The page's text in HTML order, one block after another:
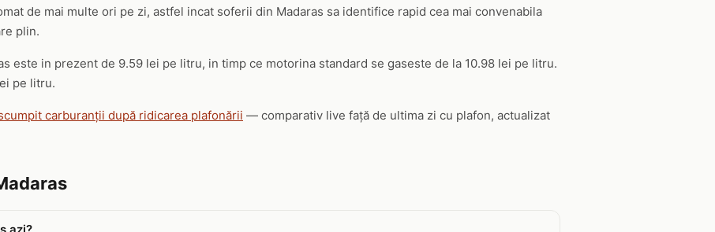
de mai multe ori pe zi, astfel incat soferii din Madaras sa identifice rapid cea mai convenabila
plin.
este in prezent de 9.59 lei pe litru, in timp ce motorina standard se gaseste de la 10.98 lei pe litru.
pe litru.
carburanții după ridicarea plafonării — comparativ live față de ultima zi cu plafon, actualizat